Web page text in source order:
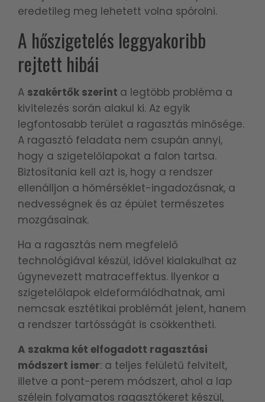
eredetileg meg lehetett volna spórolni.
A hőszigetelés leggyakoribb
rejtett hibái
A szakértők szerint a legtöbb probléma a
kivitelezés során alakul ki. Az egyik
legfontosabb terület a ragasztás minősége.
A ragasztó feladata nem csupán annyi,
hogy a szigetelőlapokat a falon tartsa.
Biztosítania kell azt is, hogy a rendszer
ellenálljon a hőmérséklet-ingadozásnak, a
nedvességnek és az épület természetes
mozgásainak.
Ha a ragasztás nem megfelelő
technológiával készül, idővel kialakulhat az
úgynevezett matraceffektus. Ilyenkor a
szigetelőlapok eldeformálódhatnak, ami
nemcsak esztétikai problémát jelent, hanem
a rendszer tartósságát is csökkentheti.
A szakma két elfogadott ragasztási
módszert ismer: a teljes felületű felvitelt,
illetve a pont-perem módszert, ahol a lap
szélein folyamatos ragasztókeret készül,